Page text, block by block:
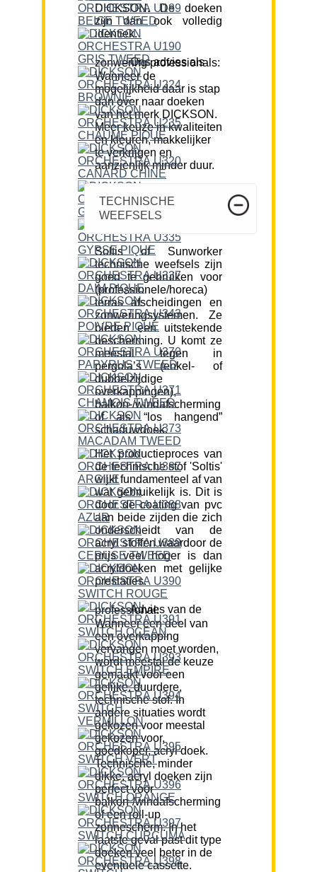
DICKSON. De doeken
zijn dan ook volledig
identiek.
Ons advies als zonwering professionals:
Wanneer de
mogelijkheid daar is stap
dan over naar doeken
van het merk DICKSON.
Meer keuze in kwaliteiten
en kleuren, makkelijker
te verkrijgen en
aanzienlijk minder duur.
TECHNISCHE
WEEFSELS
Soltis of Sunworker
technische weefsels zijn
goed te gebruiken voor
(professionele/horeca)
terras afscheidingen en
zonweringsystemen. Ze
bieden een uitstekende
bescherming. U komt ze
meestal tegen in
pergola’s (enkel- of
dubbelzijdige
overkappingen),
balkon-/windafscherming
of als “los hangend”
schaduwdoek.
Het productieproces van
de technische stof 'Soltis'
wijkt fundamenteel af van
wat gebruikelijk is. Dit is
door de coating van pvc
aan beide zijden die zich
onderscheidt van de
acryl stoffen waardoor de
prijs veel hoger is dan
acryldoeken met gelijke
prestaties.
Advies van de professional:
Wanneer een deel van
een overkapping
vervangen moet worden,
wordt meestal de keuze
gemaakt voor een
gelijke, duurdere,
technische stof. In
andere situaties wordt
gekozen voor meestal
gekozen voor,
goedkoper, acryl doek.
Technische, minder
dikke, acryl doeken zijn
perfect voor
balkon-/windafscherming
of een roll-up
zonnescherm. In het
laatste geval past dit type
doeken veel beter in de
eventuele cassette.